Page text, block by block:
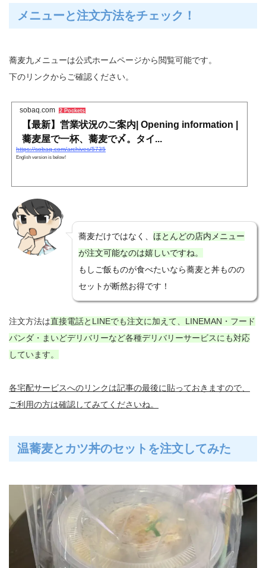
べられる...
メニューと注文方法をチェック！
蕎麦九メニューは公式ホームページから閲覧可能です。
下のリンクからご確認ください。
sobaq.com 2 Pockets
【最新】営業状況のご案内| Opening information |
蕎麦屋で一杯、蕎麦で〆。タイ...
https://sobaq.com/archives/5735
English version is below!
蕎麦だけではなく、 ほとんどの店内メニュー
が注文可能なのは嬉しいですね。
もしご飯ものが食べたいなら蕎麦と丼ものの
セットが断然お得です！
注文方法は直接電話とLINEでも注文に加えて、LINEMAN・フード
パンダ・まいどデリバリーなど各種デリバリーサービスにも対応
しています。
各宅配サービスへのリンクは記事の最後に貼っておきますので、
ご利用の方は確認してみてくださいね。
温蕎麦とカツ丼のセットを注文してみた